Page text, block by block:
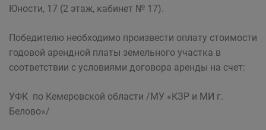
Юности, 17 (2 этаж, кабинет № 17).
Победителю необходимо произвести оплату стоимости
годовой арендной платы земельного участка в
соответствии с условиями договора аренды на счет:
УФК по Кемеровской области /МУ «КЗР и МИ г.
Белово»/